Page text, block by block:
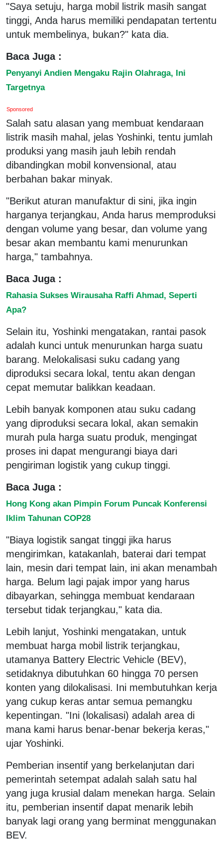
"Saya setuju, harga mobil listrik masih sangat
tinggi, Anda harus memiliki pendapatan tertentu
untuk membelinya, bukan?" kata dia.
Baca Juga :
Penyanyi Andien Mengaku Rajin Olahraga, Ini
Targetnya
Sponsored
Salah satu alasan yang membuat kendaraan
listrik masih mahal, jelas Yoshinki, tentu jumlah
produksi yang masih jauh lebih rendah
dibandingkan mobil konvensional, atau
berbahan bakar minyak.
"Berikut aturan manufaktur di sini, jika ingin
harganya terjangkau, Anda harus memproduksi
dengan volume yang besar, dan volume yang
besar akan membantu kami menurunkan
harga," tambahnya.
Baca Juga :
Rahasia Sukses Wirausaha Raffi Ahmad, Seperti
Apa?
Selain itu, Yoshinki mengatakan, rantai pasok
adalah kunci untuk menurunkan harga suatu
barang. Melokalisasi suku cadang yang
diproduksi secara lokal, tentu akan dengan
cepat memutar balikkan keadaan.
Lebih banyak komponen atau suku cadang
yang diproduksi secara lokal, akan semakin
murah pula harga suatu produk, mengingat
proses ini dapat mengurangi biaya dari
pengiriman logistik yang cukup tinggi.
Baca Juga :
Hong Kong akan Pimpin Forum Puncak Konferensi
Iklim Tahunan COP28
"Biaya logistik sangat tinggi jika harus
mengirimkan, katakanlah, baterai dari tempat
lain, mesin dari tempat lain, ini akan menambah
harga. Belum lagi pajak impor yang harus
dibayarkan, sehingga membuat kendaraan
tersebut tidak terjangkau," kata dia.
Lebih lanjut, Yoshinki mengatakan, untuk
membuat harga mobil listrik terjangkau,
utamanya Battery Electric Vehicle (BEV),
setidaknya dibutuhkan 60 hingga 70 persen
konten yang dilokalisasi. Ini membutuhkan kerja
yang cukup keras antar semua pemangku
kepentingan. "Ini (lokalisasi) adalah area di
mana kami harus benar-benar bekerja keras,"
ujar Yoshinki.
Pemberian insentif yang berkelanjutan dari
pemerintah setempat adalah salah satu hal
yang juga krusial dalam menekan harga. Selain
itu, pemberian insentif dapat menarik lebih
banyak lagi orang yang berminat menggunakan
BEV.